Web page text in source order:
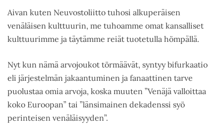
Aivan kuten Neuvostoliitto tuhosi alkuperäisen
venäläisen kulttuurin, me tuhoamme omat kansalliset
kulttuurimme ja täytämme reiät tuotetulla hömpällä.
Nyt kun nämä arvojoukot törmäävät, syntyy bifurkaatio
eli järjestelmän jakaantuminen ja fanaattinen tarve
puolustaa omia arvoja, koska muuten ”Venäjä valloittaa
koko Euroopan” tai ”länsimainen dekadenssi syö
perinteisen venäläisyyden”.